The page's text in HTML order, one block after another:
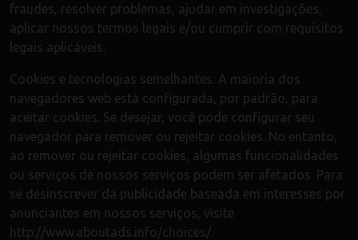
fraudes, resolver problemas, ajudar em investigações,
aplicar nossos termos legais e/ou cumprir com requisitos
legais aplicáveis.
Cookies e tecnologias semelhantes: A maioria dos
navegadores web está configurada, por padrão, para
aceitar cookies. Se desejar, você pode configurar seu
navegador para remover ou rejeitar cookies. No entanto,
ao remover ou rejeitar cookies, algumas funcionalidades
ou serviços de nossos serviços podem ser afetados. Para
se desinscrever da publicidade baseada em interesses por
anunciantes em nossos serviços, visite
http://www.aboutads.info/choices/.